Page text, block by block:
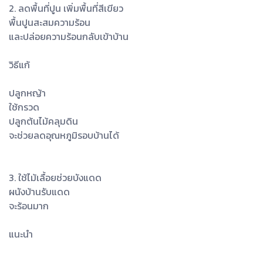
2. ลดพื้นที่ปูน เพิ่มพื้นที่สีเขียว
พื้นปูนสะสมความร้อน
และปล่อยความร้อนกลับเข้าบ้าน
วิธีแก้
ปลูกหญ้า
ใช้กรวด
ปลูกต้นไม้คลุมดิน
จะช่วยลดอุณหภูมิรอบบ้านได้
3. ใช้ไม้เลื้อยช่วยบังแดด
ผนังบ้านรับแดด
จะร้อนมาก
แนะนำ